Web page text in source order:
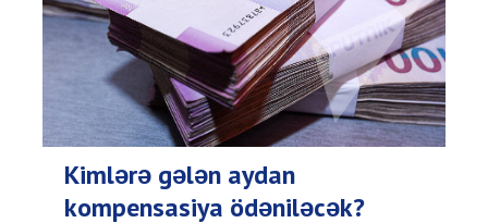
Kimlərə gələn aydan
kompensasiya ödəniləcək?